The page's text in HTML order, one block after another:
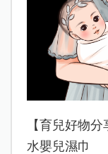
【育兒好物
水嬰兒濕巾